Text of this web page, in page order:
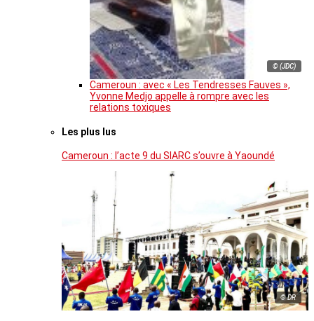
© (JDC)
Cameroun : avec « Les Tendresses Fauves »,
Yvonne Medjo appelle à rompre avec les
relations toxiques
Les plus lus
Cameroun : l’acte 9 du SIARC s’ouvre à Yaoundé
© DR